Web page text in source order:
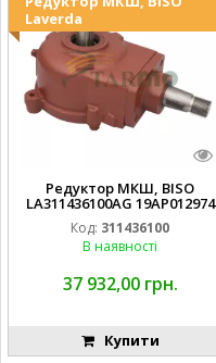
Laverda
Редуктор МКШ, BISO
LA311436100AG 19AP012974
Laverda EMNIYET
Код: 311436100
В наявності
37 932,00 грн.
Купити